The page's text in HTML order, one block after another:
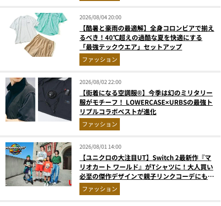
2026/08/04 20:00
【酷暑と豪雨の最適解】全身コロンビアで揃え
るべき！40℃超えの過酷な夏を快適にする
「最強テックウエア」セットアップ
ファッション
2026/08/02 22:00
【街着になる空調服®】今季は幻のミリタリー
服がモチーフ！ LOWERCASE×URBSの最強ト
リプルコラボベストが進化
ファッション
2026/08/01 14:00
【ユニクロの大注目UT】Switch 2最新作『マ
リオカート ワールド』がTシャツに！大人買い
必至の傑作デザインで親子リンクコーデにも最
適ファッション